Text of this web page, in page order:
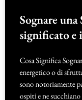
Sognare una
significato e
Cosa Significa
energetico o di
sono notoriamente
ospiti e ne